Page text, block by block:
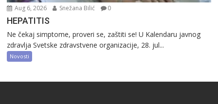
Aug 6, 2026 Snežana Bilić 0
HEPATITIS
Ne čekaj simptome, proveri se, zaštiti se! U Kalendaru javnog
zdravlja Svetske zdravstvene organizacije, 28. jul...
Novosti